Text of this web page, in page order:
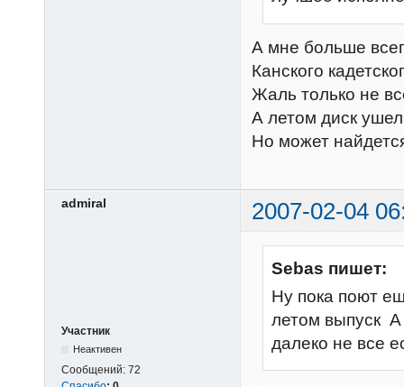
А мне больше
Канского
Жаль только не
А летом диск
Но может
admiral 2007-02-04
Участник
Неактивен
Сообщений: 72
Sebas пишет:
Ну пока поют
летом выпуск А
далеко не все